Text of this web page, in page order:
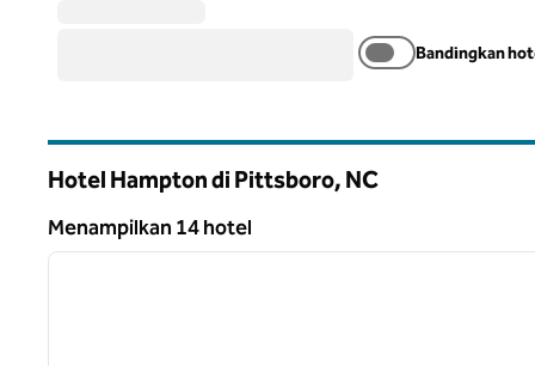
Bandingkan
Hotel Hampton di Pittsboro, NC
Menampilkan 14 hotel
Menampilkan 14 hotel
1 dari 14